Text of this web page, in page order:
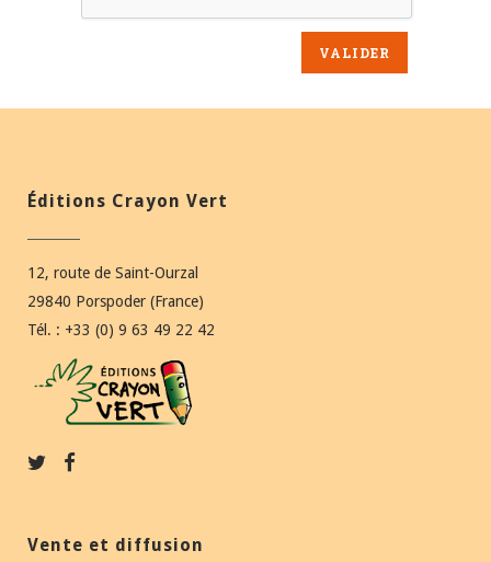
Éditions Crayon Vert
12, route de Saint-Ourzal
29840 Porspoder (France)
Tél. : +33 (0) 9 63 49 22 42
Vente et diffusion